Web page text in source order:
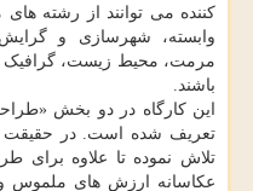
کننده می توانند از رشته
وابسته، شهرسازی و
مرمت، محیط زیست، گرافیک و
باشند.
این کارگاه در دو بخش
تعریف شده است. در حقیقت
تلاش نموده تا علاوه برای
عکاسانه ارزش های ملموس و